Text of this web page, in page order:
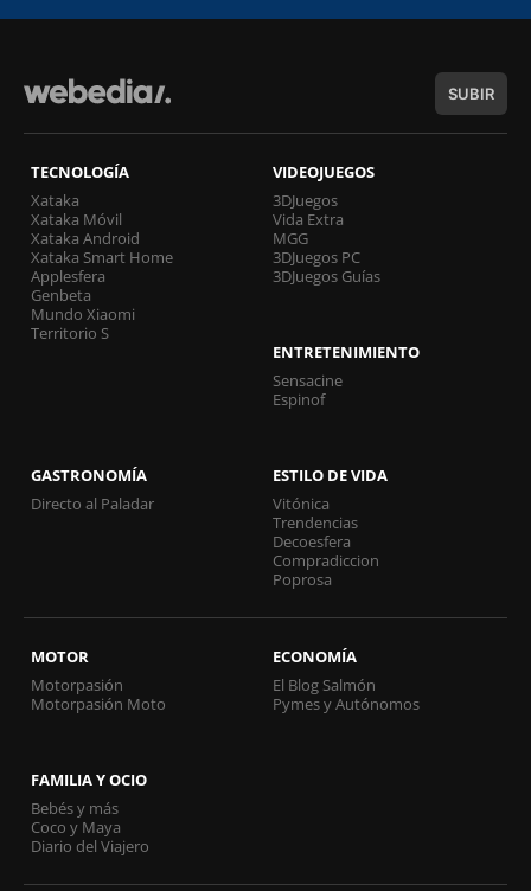
SUBIR
TECNOLOGÍA
Xataka
Xataka Móvil
Xataka Android
Xataka Smart Home
Applesfera
Genbeta
Mundo Xiaomi
Territorio S
VIDEOJUEGOS
3DJuegos
Vida Extra
MGG
3DJuegos PC
3DJuegos Guías
ENTRETENIMIENTO
Sensacine
Espinof
GASTRONOMÍA
Directo al Paladar
ESTILO DE VIDA
Vitónica
Trendencias
Decoesfera
Compradiccion
Poprosa
MOTOR
Motorpasión
Motorpasión Moto
ECONOMÍA
El Blog Salmón
Pymes y Autónomos
FAMILIA Y OCIO
Bebés y más
Coco y Maya
Diario del Viajero